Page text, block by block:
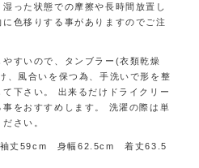
った状態での摩擦や長時間放置し
に色移りする事がありますのでご注
やすいので、タンブラー(衣類乾燥
、風合いを保つ為、手洗いで形を整
て下さい。 出来るだけドライクリー
事をおすすめします。 洗濯の際は単
さい。
丈59cm 身幅62.5cm 着丈63.5